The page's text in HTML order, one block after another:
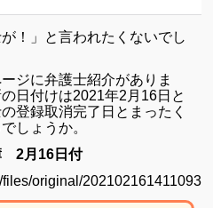
！」と言われたくないでし
ジに弁護士紹介がありま
日付けは2021年2月16日と
登録取消完了日とまったく
しょうか。
2月16日付
original/